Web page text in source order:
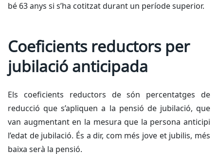
bé 63 anys si s’ha cotitzat durant un període superior.
Coeficients reductors per
jubilació anticipada
Els coeficients reductors de són percentatges de
reducció que s’apliquen a la pensió de jubilació, que
van augmentant en la mesura que la persona anticipi
l’edat de jubilació. És a dir, com més jove et jubilis, més
baixa serà la pensió.